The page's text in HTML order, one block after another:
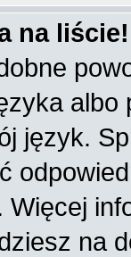
na liście!
język.
na